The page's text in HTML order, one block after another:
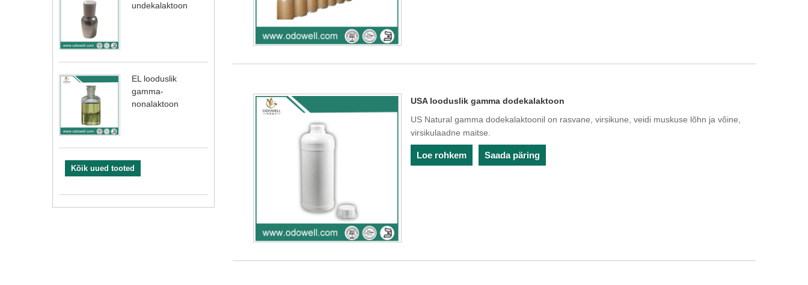
undekalaktoon
EL looduslik
gamma-
nonalaktoon
Kõik uued tooted
USA looduslik gamma dodekalaktoon
US Natural gamma dodekalaktoonil on rasvane, virsikune, veidi muskuse lõhn ja võine,
virsikulaadne maitse.
Loe rohkem Saada päring